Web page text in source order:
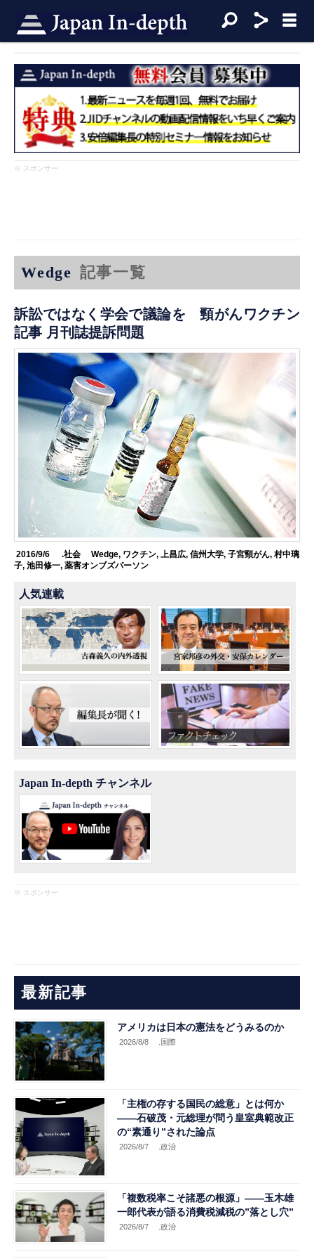
※ スポンサー
Wedge 記事一覧
訴訟ではなく学会で議論を 頸がんワクチン
記事 月刊誌提訴問題
2016/9/6 .社会 Wedge, ワクチン, 上昌広, 信州大学, 子宮頸がん, 村中璃
子,池田修一,薬害オンブズパーソン
人気連載
Japan In-depth チャンネル
※ スポンサー
最新記事
アメリカは日本の憲法をどうみるのか
2026/8/8 .国際
「主権の存する国民の総意」とは何か
――石破茂・元総理が問う皇室典範改正
の“素通り”された論点
2026/8/7 .政治
「複数税率こそ諸悪の根源」――玉木雄
一郎代表が語る消費税減税の”落とし穴”
2026/8/7 .政治